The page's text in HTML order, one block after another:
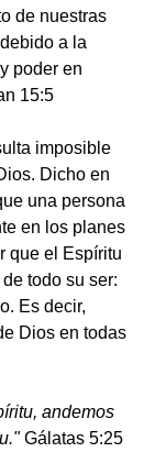
de nuestras
a la
poder en
15:5
imposible
Dicho en
una persona
en los planes
que el Espíritu
todo su ser:
Es decir,
Dios en todas
andemos
Gálatas 5:25